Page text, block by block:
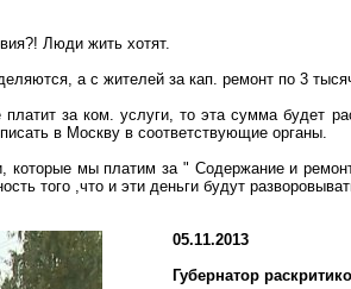
Люди жить хотят.
а с жителей за кап. ремонт по 3
за ком. услуги, то эта сумма будет
в Москву в соответствующие органы.
которые мы платим за " Содержание и
того ,что и эти деньги будут
05.11.2013
Губернатор